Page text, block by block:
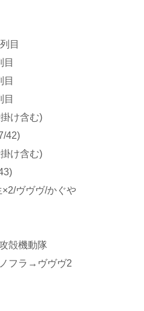
目
目
目
目
け含む)
42)
け含む)
ヴヴヴ/かぐや
殻機動隊
フラ→ヴヴヴ2